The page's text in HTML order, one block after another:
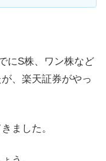
にS株、ワン株など
、楽天証券がやっ
ました。